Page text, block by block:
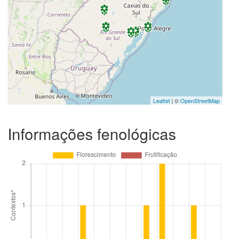
Leaflet | ©OpenStreetMap
Informações fenológicas